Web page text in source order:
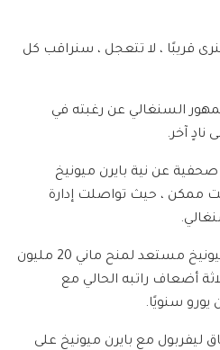
قريبًا ، لا تتعجل ، سنراقب كل
السنغالي عن رغبته في
نادٍ آخر.
صحفية عن نية بايرن ميونيخ
ممكن ، حيث تواصلت إدارة
وبحسب التقارير ، فإن بايرن ميونيخ مستعد لمنح ماني 20 مليون
أضعاف راتبه الحالي مع
ليفربول مع بايرن ميونيخ على